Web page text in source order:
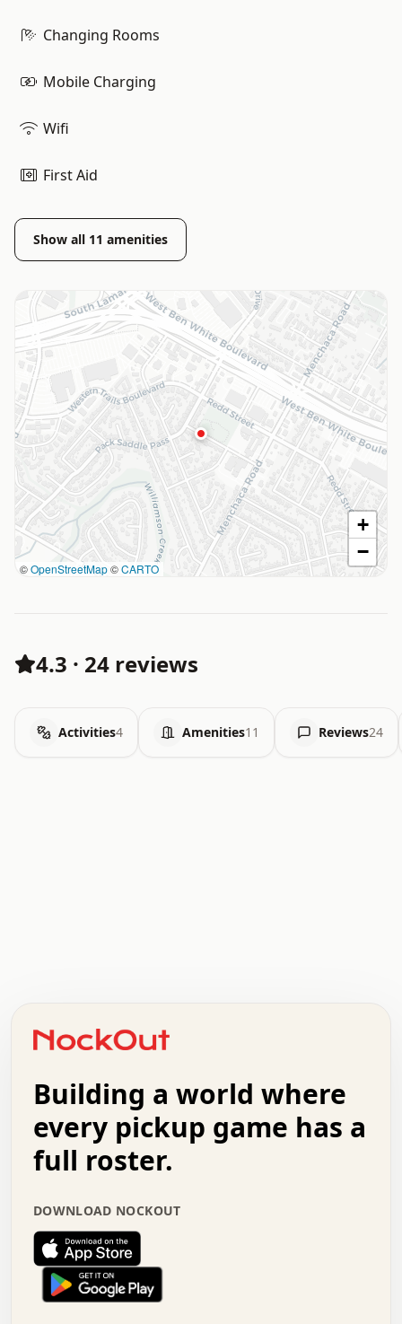
Changing Rooms
Mobile Charging
Wifi
First Aid
Show all 11 amenities
©OpenStreetMap©CARTO
+
−
4.3 · 24 reviews
Activities4 Amenities11 Reviews24
+   .   .   .   .   .   .   .   .   .   +   .   .
.   .   .   .   .   .   .   .   .   .   .   :   .
.   .   .   .   +   .   .   .   .   .   .   .   +
.   :   .   .   .   .   .   .   .   .   o   .   .
.   .   x   .   .   .   .   .   .   :   .   .   o
.   .   .   .   :   .   .   .   .   o   .   .   .
.   .   .   .   .   .   .   :   .   .   .   .   .
.   .   .   .   .   .   .   +   .   .   x   .   .
.   .   .   .   .   :   +   .   .   .   .   .   o
.   .   .   .   .   .   .   .   .   .   .   .   .
.   .   :   o   .   .   .   .   .   .   .   +   .
.   o   .   .   .   .   x   .   .   .   .   .   .
Building a world where
every pickup game has a
full roster.
DOWNLOAD NOCKOUT